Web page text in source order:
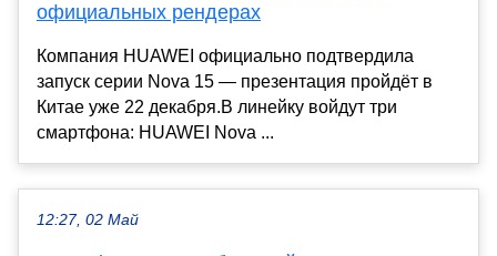
официальных рендерах
Компания HUAWEI официально подтвердила
запуск серии Nova 15 — презентация пройдёт в
Китае уже 22 декабря.В линейку войдут три
смартфона: HUAWEI Nova ...
12:27, 02 Май